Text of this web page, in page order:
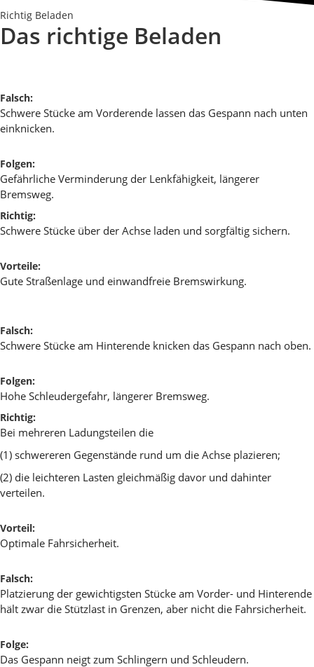
Richtig Beladen
Das richtige Beladen
Falsch:
Schwere Stücke am Vorderende lassen das Gespann nach unten
einknicken.
Folgen:
Gefährliche Verminderung der Lenkfähigkeit, längerer
Bremsweg.
Richtig:
Schwere Stücke über der Achse laden und sorgfältig sichern.
Vorteile:
Gute Straßenlage und einwandfreie Bremswirkung.
Falsch:
Schwere Stücke am Hinterende knicken das Gespann nach oben.
Folgen:
Hohe Schleudergefahr, längerer Bremsweg.
Richtig:
Bei mehreren Ladungsteilen die
(1) schwereren Gegenstände rund um die Achse plazieren;
(2) die leichteren Lasten gleichmäßig davor und dahinter
verteilen.
Vorteil:
Optimale Fahrsicherheit.
Falsch:
Platzierung der gewichtigsten Stücke am Vorder- und Hinterende
hält zwar die Stützlast in Grenzen, aber nicht die Fahrsicherheit.
Folge:
Das Gespann neigt zum Schlingern und Schleudern.